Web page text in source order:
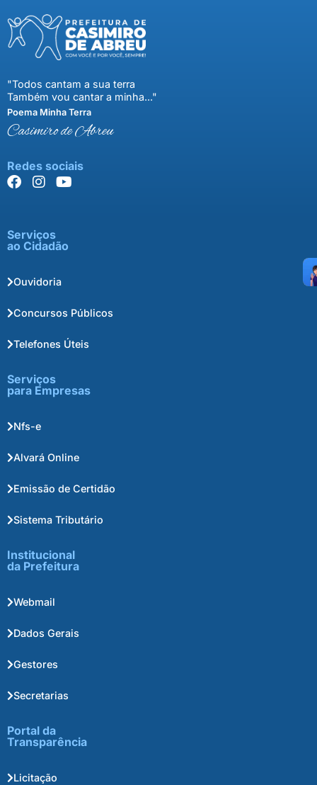
"Todos cantam a sua terra
Também vou cantar a minha..."
Poema Minha Terra
Casimiro de Abreu
Redes sociais
Serviços
ao Cidadão
Ouvidoria
Concursos Públicos
Telefones Úteis
Serviços
para Empresas
Nfs-e
Alvará Online
Emissão de Certidão
Sistema Tributário
Institucional
da Prefeitura
Webmail
Dados Gerais
Gestores
Secretarias
Portal da
Transparência
Licitação